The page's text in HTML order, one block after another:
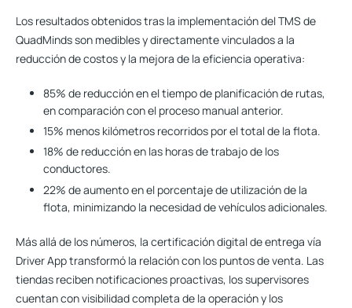
Los resultados obtenidos tras la implementación del TMS de
QuadMinds son medibles y directamente vinculados a la
reducción de costos y la mejora de la eficiencia operativa:
85% de reducciónen el tiempo de planificación de rutas,
en comparación con el proceso manual anterior.
15% menos kilómetros recorridos por el total de la flota.
18% de reducciónen las horas de trabajo de los
conductores.
22% de aumentoen el porcentaje de utilización de la
flota, minimizando la necesidad de vehículos adicionales.
Más allá de los números, la certificación digital de entrega vía
Driver App transformó la relación con los puntos de venta. Las
tiendas reciben notificaciones proactivas, los supervisores
cuentan con visibilidad completa de la operación y los